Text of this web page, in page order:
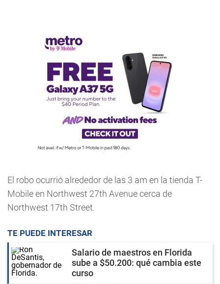
El robo ocurrió alrededor de las 3 am en la tienda T-
Mobile en Northwest 27th Avenue cerca de
Northwest 17th Street.
TE PUEDE INTERESAR
Salario de maestros en Florida
sube a $50.200: qué cambia este
curso